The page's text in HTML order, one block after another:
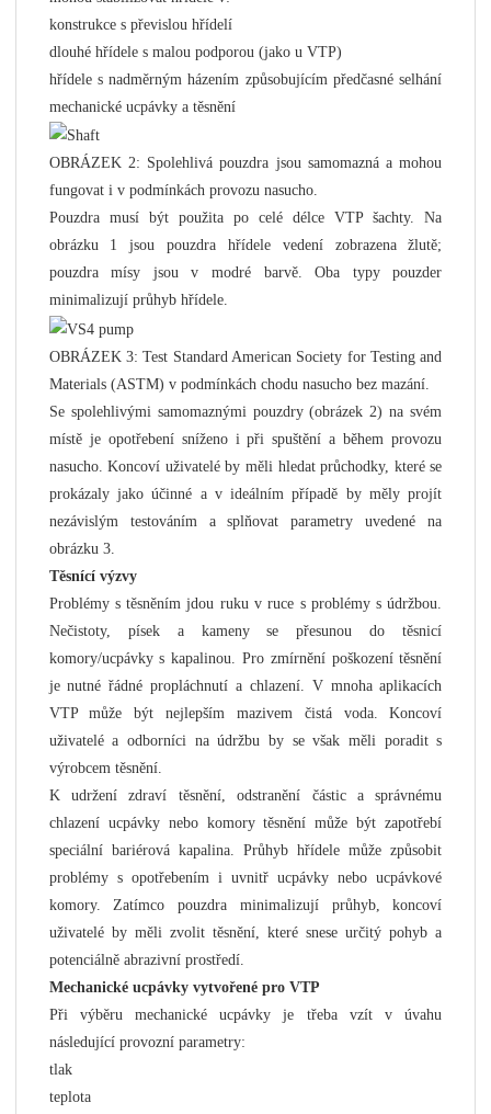
konstrukce s převislou hřídelí
dlouhé hřídele s malou podporou (jako u VTP)
hřídele s nadměrným házením způsobujícím předčasné selhání
mechanické ucpávky a těsnění
OBRÁZEK ​​2: Spolehlivá pouzdra jsou samomazná a mohou
fungovat i v podmínkách provozu nasucho.
Pouzdra musí být použita po celé délce VTP šachty. Na
obrázku 1 jsou pouzdra hřídele vedení zobrazena žlutě;
pouzdra mísy jsou v modré barvě. Oba typy pouzder
minimalizují průhyb hřídele.
OBRÁZEK ​​3: Test Standard American Society for Testing and
Materials (ASTM) v podmínkách chodu nasucho bez mazání.
Se spolehlivými samomaznými pouzdry (obrázek 2) na svém
místě je opotřebení sníženo i při spuštění a během provozu
nasucho. Koncoví uživatelé by měli hledat průchodky, které se
prokázaly jako účinné a v ideálním případě by měly projít
nezávislým testováním a splňovat parametry uvedené na
obrázku 3.
Těsnící výzvy
Problémy s těsněním jdou ruku v ruce s problémy s údržbou.
Nečistoty, písek a kameny se přesunou do těsnicí
komory/ucpávky s kapalinou. Pro zmírnění poškození těsnění
je nutné řádné propláchnutí a chlazení. V mnoha aplikacích
VTP může být nejlepším mazivem čistá voda. Koncoví
uživatelé a odborníci na údržbu by se však měli poradit s
výrobcem těsnění.
K udržení zdraví těsnění, odstranění částic a správnému
chlazení ucpávky nebo komory těsnění může být zapotřebí
speciální bariérová kapalina. Průhyb hřídele může způsobit
problémy s opotřebením i uvnitř ucpávky nebo ucpávkové
komory. Zatímco pouzdra minimalizují průhyb, koncoví
uživatelé by měli zvolit těsnění, které snese určitý pohyb a
potenciálně abrazivní prostředí.
Mechanické ucpávky vytvořené pro VTP
Při výběru mechanické ucpávky je třeba vzít v úvahu
následující provozní parametry:
tlak
teplota